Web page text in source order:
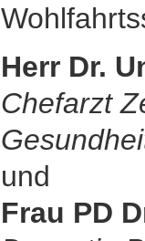
Herr Dr.
Chefarzt
und
Frau PD